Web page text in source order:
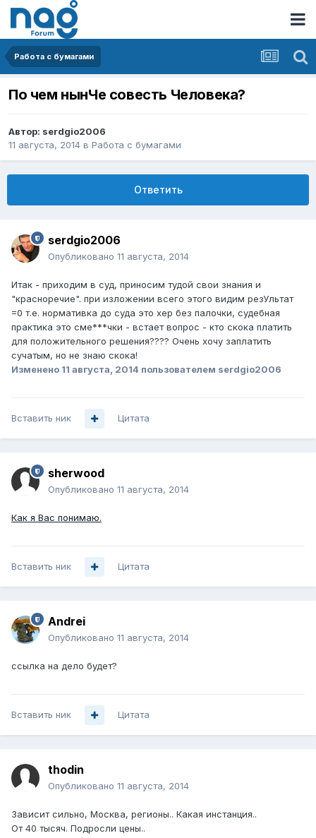
Работа с бумагами
По чем нынЧе совесть Человека?
Автор: serdgio2006
11 августа, 2014 в Работа с бумагами
Ответить
serdgio2006
Опубликовано 11 августа, 2014
Итак - приходим в суд, приносим тудой свои знания и
"красноречие". при изложении всего этого видим резУльтат
=0 т.е. нормативка до суда это хер без палочки, судебная
практика это сме***чки - встает вопрос - кто скока платить
для положительного решения???? Очень хочу заплатить
сучатым, но не знаю скока!
Изменено 11 августа, 2014 пользователем serdgio2006
Вставить ник Цитата
sherwood
Опубликовано 11 августа, 2014
Как я Вас понимаю.
Вставить ник Цитата
Andrei
Опубликовано 11 августа, 2014
ссылка на дело будет?
Вставить ник Цитата
thodin
Опубликовано 11 августа, 2014
Зависит сильно, Москва, регионы.. Какая инстанция..
От 40 тысяч. Подросли цены..